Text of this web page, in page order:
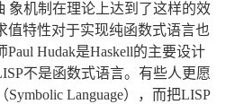
象机制在理论上达到了这样的效
值特性对于实现纯函数式语言也
Hudak是Haskell的主要设计
不是函数式语言。有些人更愿
Language），而把LISP